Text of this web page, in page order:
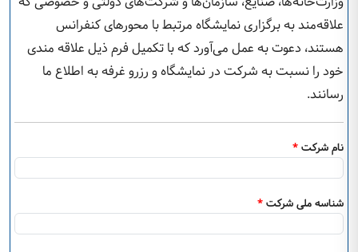
علاقه‌مند به برگزاری نمایشگاه مرتبط با محورهای کنفرانس
هستند، دعوت به عمل می‌آورد که با تکمیل فرم ذیل علاقه مندی
خود را نسبت به شرکت در نمایشگاه و رزرو غرفه به اطلاع ما
رسانند.
نام شرکت *
شناسه ملی شرکت *